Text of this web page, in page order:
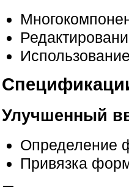
Улучшенный
Определение
Привязка